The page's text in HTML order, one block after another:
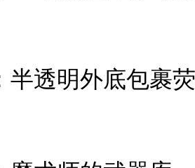
半透明外底包裹